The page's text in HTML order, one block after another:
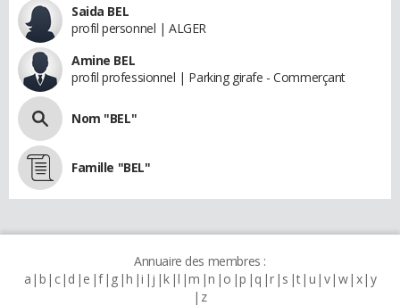
Saida BEL
profil personnel | ALGER
Amine BEL
profil professionnel | Parking girafe - Commerçant
Nom "BEL"
Famille "BEL"
Annuaire des membres :
a b c d e f g h i j k l m n o p q r s t u v w x y
z